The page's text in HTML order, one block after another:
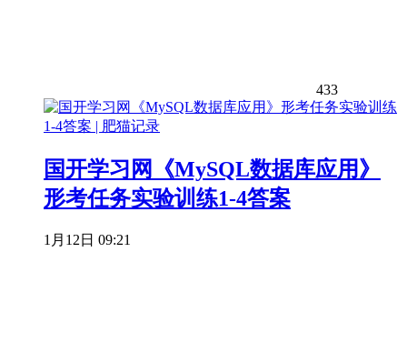
433
国开学习网《MySQL数据库应用》
形考任务实验训练1-4答案
1月12日 09:21